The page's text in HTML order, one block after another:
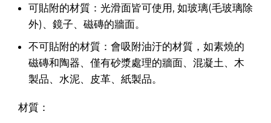
可貼附的材質：光滑面皆可使用, 如玻璃(毛玻璃除
外)、鏡子、磁磚的牆面。
不可貼附的材質：會吸附油汙的材質，如素燒的
磁磚和陶器、僅有砂漿處理的牆面、混凝土、木
製品、水泥、皮革、紙製品。
材質：